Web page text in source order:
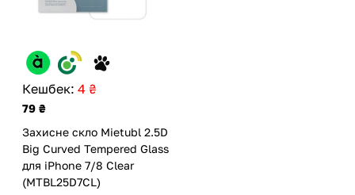
Кешбек: 4 ₴
79 ₴
Захисне скло Mietubl 2.5D
Big Curved Tempered Glass
для iPhone 7/8 Clear
(MTBL25D7CL)